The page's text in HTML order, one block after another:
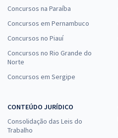
Concursos na Paraíba
Concursos em Pernambuco
Concursos no Piauí
Concursos no Rio Grande do
Norte
Concursos em Sergipe
CONTEÚDO JURÍDICO
Consolidação das Leis do
Trabalho